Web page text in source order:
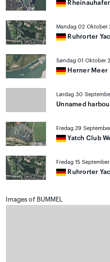
Mandag 02 Oktober
Ruhrorter
Søndag 01 Oktober
Herner Meer
Lørdag 30
Unnamed
Fredag 29
Yatch Club
Fredag 15
Ruhrorter
Images of BUMMEL